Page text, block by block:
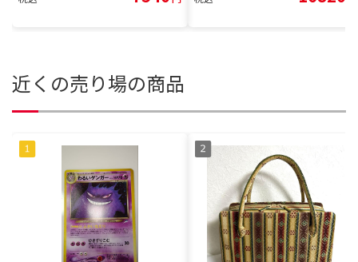
近くの売り場の商品